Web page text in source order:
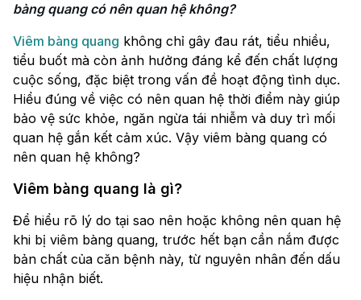
bàng quang có nên quan hệ không?
Viêm bàng quang không chỉ gây đau rát, tiểu nhiều,
tiểu buốt mà còn ảnh hưởng đáng kể đến chất lượng
cuộc sống, đặc biệt trong vấn đề hoạt động tình dục.
Hiểu đúng về việc có nên quan hệ thời điểm này giúp
bảo vệ sức khỏe, ngăn ngừa tái nhiễm và duy trì mối
quan hệ gắn kết cảm xúc. Vậy viêm bàng quang có
nên quan hệ không?
Viêm bàng quang là gì?
Để hiểu rõ lý do tại sao nên hoặc không nên quan hệ
khi bị viêm bàng quang, trước hết bạn cần nắm được
bản chất của căn bệnh này, từ nguyên nhân đến dấu
hiệu nhận biết.